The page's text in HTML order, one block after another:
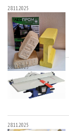
28.11.2025
28.11.2025
28.11.2025